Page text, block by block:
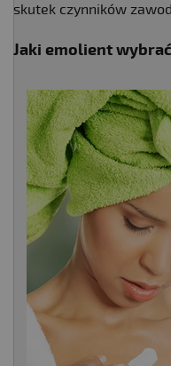
skutek czynników
Jaki emolient